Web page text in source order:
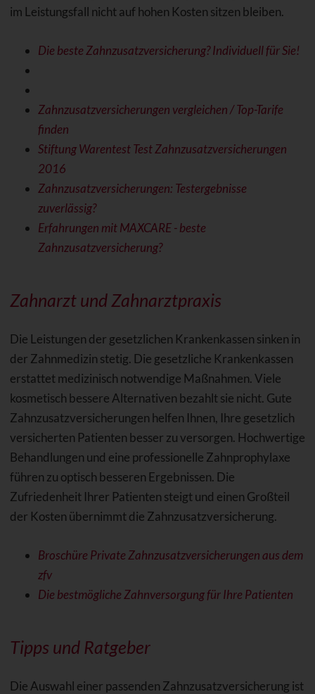
im Leistungsfall nicht auf hohen Kosten sitzen bleiben.
Die beste Zahnzusatzversicherung? Individuell für Sie!
Zahnzusatzversicherungen vergleichen / Top-Tarife
finden
Stiftung Warentest Test Zahnzusatzversicherungen
2016
Zahnzusatzversicherungen: Testergebnisse
zuverlässig?
Erfahrungen mit MAXCARE - beste
Zahnzusatzversicherung?
Zahnarzt und Zahnarztpraxis
Die Leistungen der gesetzlichen Krankenkassen sinken in
der Zahnmedizin stetig. Die gesetzliche Krankenkassen
erstattet medizinisch notwendige Maßnahmen. Viele
kosmetisch bessere Alternativen bezahlt sie nicht. Gute
Zahnzusatzversicherungen helfen Ihnen, Ihre gesetzlich
versicherten Patienten besser zu versorgen. Hochwertige
Behandlungen und eine professionelle Zahnprophylaxe
führen zu optisch besseren Ergebnissen. Die
Zufriedenheit Ihrer Patienten steigt und einen Großteil
der Kosten übernimmt die Zahnzusatzversicherung.
Broschüre Private Zahnzusatzversicherungen aus dem
zfv
Die bestmögliche Zahnversorgung für Ihre Patienten
Tipps und Ratgeber
Die Auswahl einer passenden Zahnzusatzversicherung ist